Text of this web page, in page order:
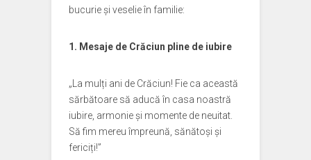
bucurie și veselie în familie:
1. Mesaje de Crăciun pline de iubire
„La mulți ani de Crăciun! Fie ca această
sărbătoare să aducă în casa noastră
iubire, armonie și momente de neuitat.
Să fim mereu împreună, sănătoși și
fericiți!”